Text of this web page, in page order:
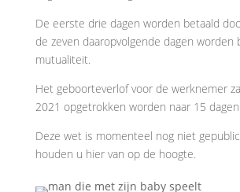
De eerste drie dagen worden betaald
de zeven daaropvolgende dagen worden
mutualiteit.
Het geboorteverlof voor de werknemer
2021 opgetrokken worden naar 15 dagen.
Deze wet is momenteel nog niet
houden u hier van op de hoogte.